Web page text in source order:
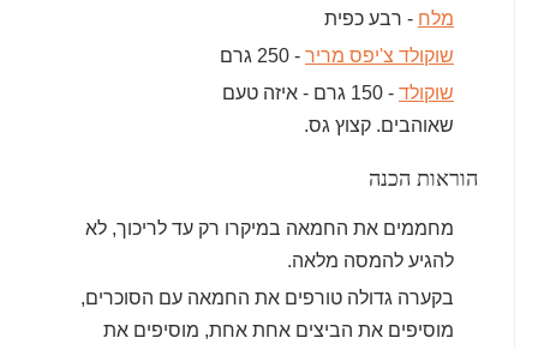
מלח - רבע כפית
שוקולד צ'יפס מריר - 250 גרם
שוקולד
- 150 גרם - איזה טעם
שאוהבים. קצוץ גס.
הוראות הכנה
מחממים את החמאה במיקרו רק עד לריכוך, לא
להגיע להמסה מלאה.
בקערה גדולה טורפים את החמאה עם הסוכרים,
מוסיפים את הביצים אחת אחת, מוסיפים את